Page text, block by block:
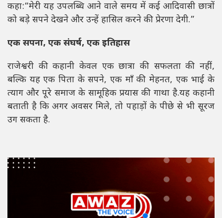
कहा:“मेरी यह उपलब्धि आने वाले समय में कई आदिवासी छात्रों
को बड़े सपने देखने और उन्हें हासिल करने की प्रेरणा देगी.”
एक सपना, एक संघर्ष, एक इतिहास
राजेश्वरी की कहानी केवल एक छात्रा की सफलता की नहीं,
बल्कि यह एक पिता के सपने, एक माँ की मेहनत, एक भाई के
त्याग और पूरे समाज के सामूहिक प्रयास की गाथा है.यह कहानी
बताती है कि अगर अवसर मिले, तो पहाड़ों के पीछे से भी सूरज
उग सकता है.